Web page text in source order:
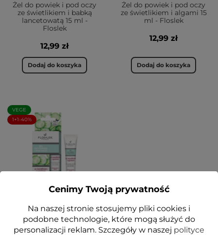
Żel do powiek i pod oczy
ze świetlikiem i babką
lancetowatą 15 ml -
Floslek
12,99 zł
Dodaj do koszyka
Żel do powiek i pod oczy
ze świetlikiem i algami 15
ml - Floslek
12,99 zł
Dodaj do koszyka
VEGE
1+1-40%
Żel do powiek i pod oczy
ze świetlikiem i ogórkiem
15 ml - Floslek
Cenimy Twoją prywatność
Na naszej stronie stosujemy pliki cookies i
podobne technologie, które mogą służyć do
personalizacji reklam. Szczegóły w naszej polityce